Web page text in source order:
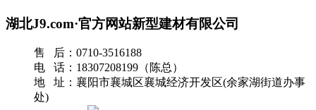
湖北J9.com·官方网站新型建材有限公司
售 后：0710-3516188
电 话：18307208199（陈总）
地 址：襄阳市襄城区襄城经济开发区(余家湖街道办事
处)